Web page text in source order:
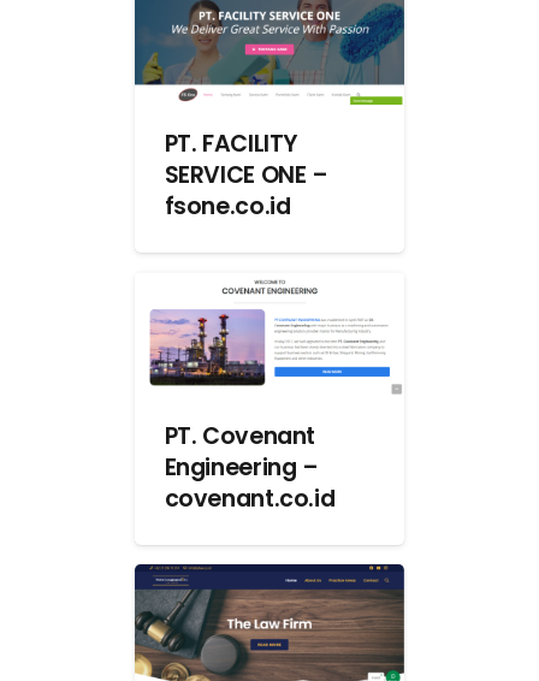
PT. FACILITY
SERVICE ONE –
fsone.co.id
PT. Covenant
Engineering –
covenant.co.id